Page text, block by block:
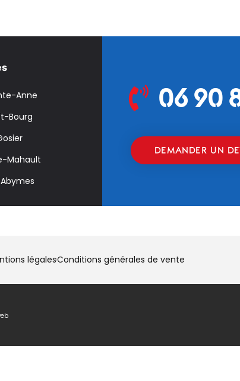
Anne
Bourg
Mahault
06 90
DEMANDER UN
légalesConditions générales de vente